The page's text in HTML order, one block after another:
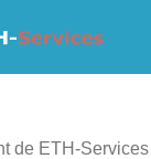
de ETH-Services